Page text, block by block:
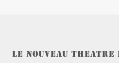
LE NOUVEAU THEATRE